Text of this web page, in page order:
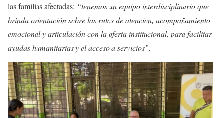
las familias afectadas: “tenemos un equipo interdisciplinario que
brinda orientación sobre las rutas de atención, acompañamiento
emocional y articulación con la oferta institucional, para facilitar
ayudas humanitarias y el acceso a servicios”.